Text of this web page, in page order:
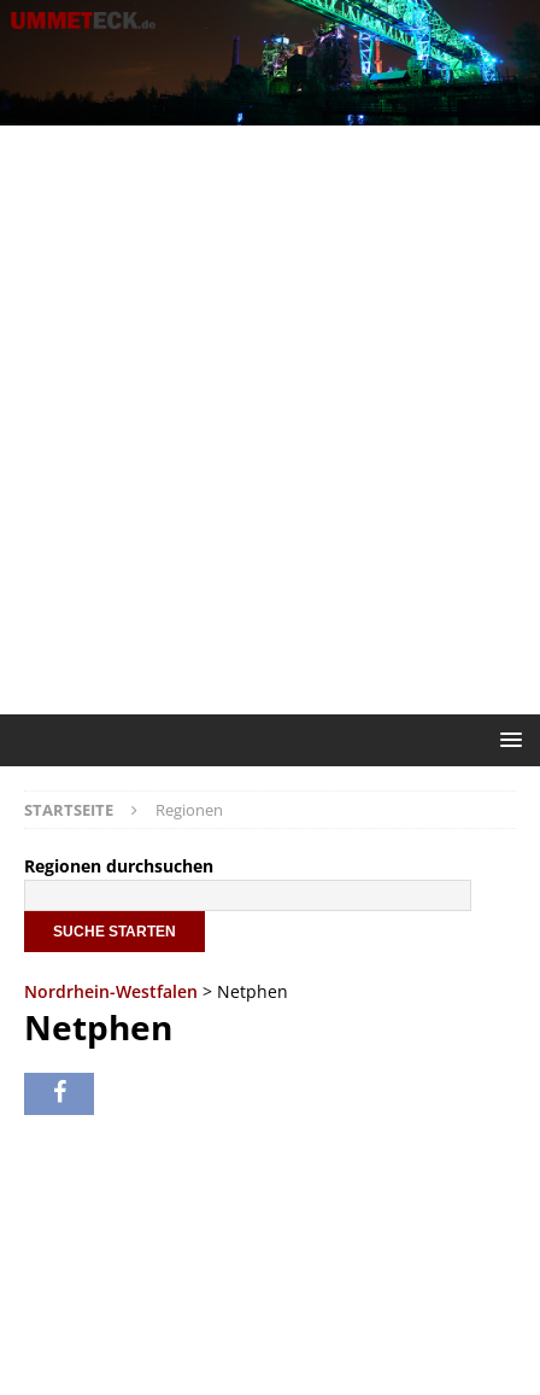
STARTSEITE Regionen
Regionen durchsuchen
Nordrhein-Westfalen > Netphen
Netphen